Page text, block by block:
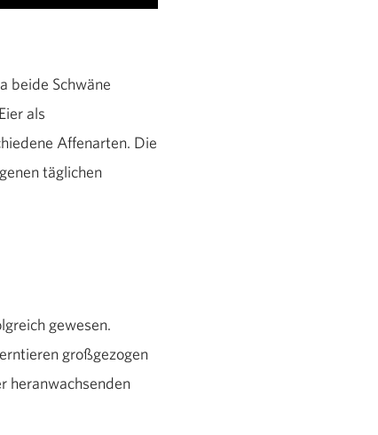
beide Schwäne
als
Affenarten. Die
täglichen
gewesen.
großgezogen
heranwachsenden